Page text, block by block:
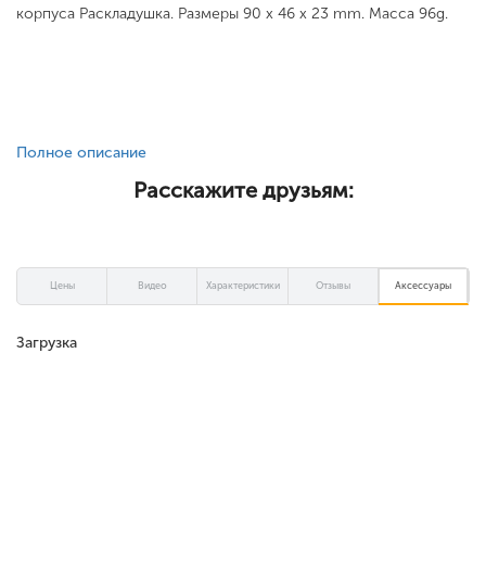
корпуса Раскладушка. Размеры 90 x 46 x 23 mm. Масса 96g.
Полное описание
Расскажите друзьям:
Цены Видео Характеристики Отзывы Аксессуары
Загрузка